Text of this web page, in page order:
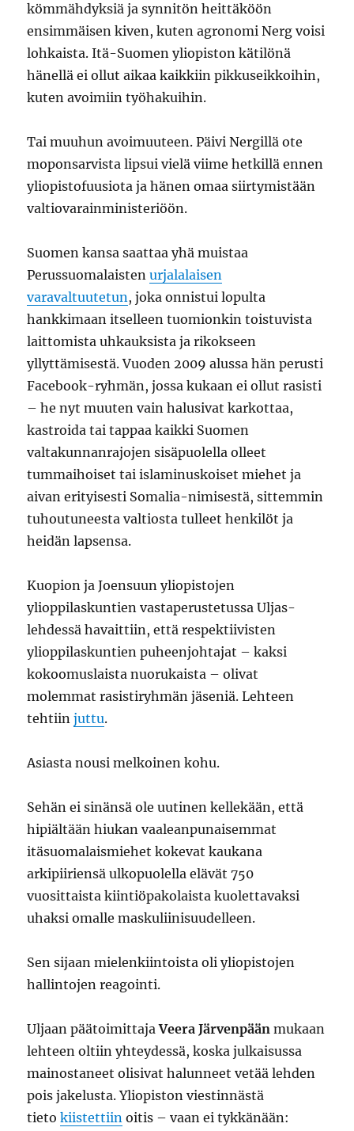
kömmähdyksiä ja synnitön heittäköön
ensimmäisen kiven, kuten agronomi Nerg voisi
lohkaista. Itä-Suomen yliopiston kätilönä
hänellä ei ollut aikaa kaikkiin pikkuseikkoihin,
kuten avoimiin työhakuihin.
Tai muuhun avoimuuteen. Päivi Nergillä ote
moponsarvista lipsui vielä viime hetkillä ennen
yliopistofuusiota ja hänen omaa siirtymistään
valtiovarainministeriöön.
Suomen kansa saattaa yhä muistaa
Perussuomalaistenurjalalaisen
varavaltuutetun, joka onnistui lopulta
hankkimaan itselleen tuomionkin toistuvista
laittomista uhkauksista ja rikokseen
yllyttämisestä. Vuoden 2009 alussa hän perusti
Facebook-ryhmän, jossa kukaan ei ollut rasisti
– he nyt muuten vain halusivat karkottaa,
kastroida tai tappaa kaikki Suomen
valtakunnanrajojen sisäpuolella olleet
tummaihoiset tai islaminuskoiset miehet ja
aivan erityisesti Somalia-nimisestä, sittemmin
tuhoutuneesta valtiosta tulleet henkilöt ja
heidän lapsensa.
Kuopion ja Joensuun yliopistojen
ylioppilaskuntien vastaperustetussa Uljas-
lehdessä havaittiin, että respektiivisten
ylioppilaskuntien puheenjohtajat – kaksi
kokoomuslaista nuorukaista – olivat
molemmat rasistiryhmän jäseniä. Lehteen
tehtiinjuttu.
Asiasta nousi melkoinen kohu.
Sehän ei sinänsä ole uutinen kellekään, että
hipiältään hiukan vaaleanpunaisemmat
itäsuomalaismiehet kokevat kaukana
arkipiiriensä ulkopuolella elävät 750
vuosittaista kiintiöpakolaista kuolettavaksi
uhaksi omalle maskuliinisuudelleen.
Sen sijaan mielenkiintoista oli yliopistojen
hallintojen reagointi.
Uljaan päätoimittajaVeera Järvenpään mukaan
lehteen oltiin yhteydessä, koska julkaisussa
mainostaneet olisivat halunneet vetää lehden
pois jakelusta. Yliopiston viestinnästä
tietokiistettiin oitis – vaan ei tykkänään: